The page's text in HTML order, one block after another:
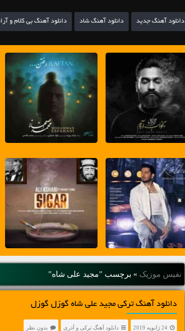
دانلود آهنگ جدید دانلود آهنگ شاد دانلود آهنگ بی کلام و
نفیس موزیک » برچسب "مجید علی شاه"
دانلود آهنگ ترکی مجید علی شاه گوزل گوزل
24 ژانویه 2019 دانلود آهنگ ترکی و آذری بدون نظر